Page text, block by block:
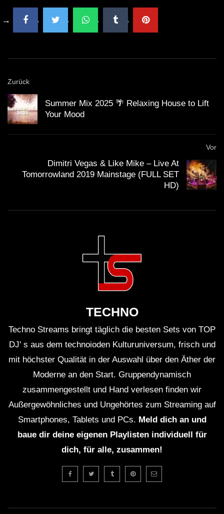
Festival
Sonus Festival
weiterentwickelt.
Die Sunwaves-Reihe wurde 2008 ins Leben gerufen
und hat sich als eines der führenden Festivals in
Das Festival findet in Mamaia, Rumänien, statt und
zieht jedes Jahr Tausende von Besuchern an.
Sunwaves ist bekannt für seine Fusion aus Musik,
Kunst und Kultur, mit Künstlern aus der ganzen
Welt.
Die Veranstaltung hat einen starken Fokus auf
Nachhaltigkeit und Umweltbewusstsein.
Nu Zau hat mehrere Alben und Singles
veröffentlicht, die international Anerkennung
gefunden haben.
Die Vielfalt der Musikstile beim Sunwaves Festival
Zurück
Summer Mix 2025 🌴 Relaxing House to Lift
Your Mood
Vor
Dimitri Vegas & Like Mike – Live At
Tomorrowland 2019 Mainstage (FULL SET
HD)
TECHNO
Techno Streams bringt täglich die besten Sets von TOP
DJ' s aus dem technoioden Kulturuniversum, frisch und
mit höchster Qualität in der Auswahl über den Äther der
Moderne an den Start. Gruppendynamisch
zusammengestellt und Hand verlesen finden wir
Außergewöhnliches und Ungehörtes zum Streaming auf
Smartphones, Tablets und PCs. Meld dich an und
baue dir deine eigenen Playlisten individuell für
dich, für alle, zusammen!